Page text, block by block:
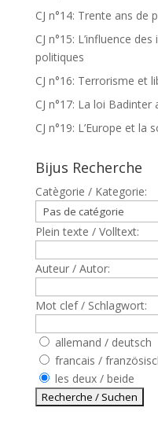
CJ n°14: Trente ans de
CJ n°15: L’influence
politiques
CJ n°16: Terrorisme et
CJ n°17: La loi Badinter
CJ n°19: L’Europe et la
Bijus Recherche
Catègorie / Kategorie:
Plein texte / Volltext:
Auteur / Autor:
Mot clef / Schlagwort:
allemand / deutsch
francais /
les deux / beide